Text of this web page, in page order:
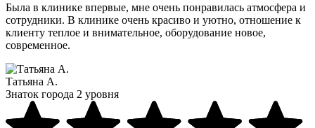
Была в клинике впервые, мне очень понравилась атмосфера и
сотрудники. В клинике очень красиво и уютно, отношение к
клиенту теплое и внимательное, оборудование новое,
современное.
Татьяна А.
Знаток города 2 уровня